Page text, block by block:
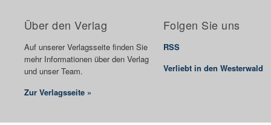
Über den Verlag
Auf unserer Verlagsseite finden Sie
mehr Informationen über den Verlag
und unser Team.
Zur Verlagsseite »
Folgen Sie uns
RSS
Verliebt in den Westerwald